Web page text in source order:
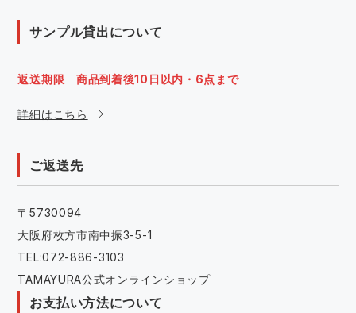
サンプル貸出について
返送期限 商品到着後10日以内・6点まで
詳細はこちら
ご返送先
〒5730094
大阪府枚方市南中振3-5-1
TEL:072-886-3103
TAMAYURA公式オンラインショップ
お支払い方法について